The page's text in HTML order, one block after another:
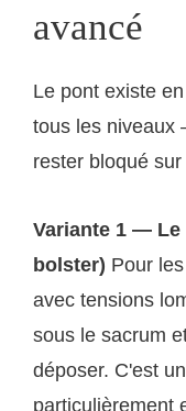
avancé
Le pont existe
tous les niveaux
rester bloqué
Variante 1 — Le
bolster) Pour
avec tensions
sous le sacrum
déposer. C'est
particulièrement